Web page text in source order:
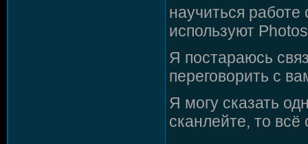
научиться
используют
Я постараюсь
переговорить с
Я могу сказать
сканлейте, то